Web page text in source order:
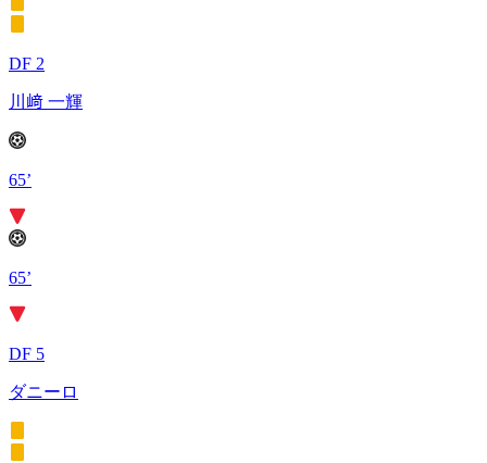
DF 2
川﨑 一輝
65’
65’
DF 5
ダニーロ